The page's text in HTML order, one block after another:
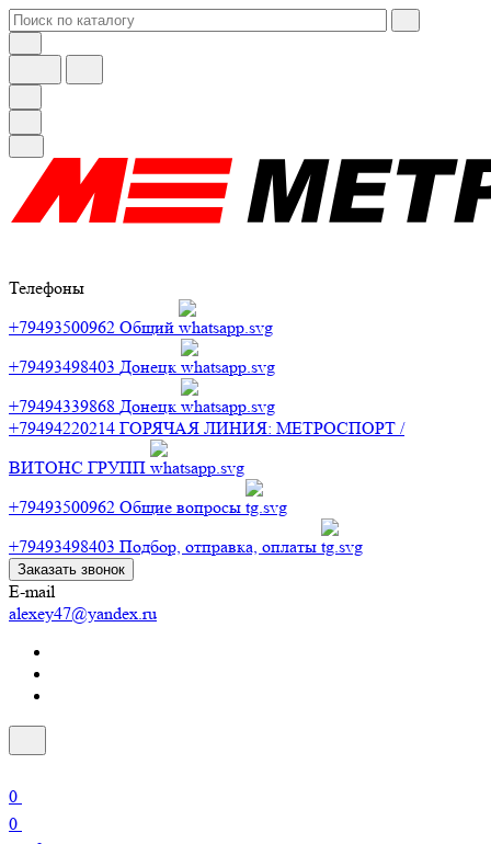
Телефоны
+79493500962 Общий
+79493498403 Донецк
+79494339868 Донецк
+79494220214 ГОРЯЧАЯ ЛИНИЯ: МЕТРОСПОРТ /
ВИТОНС ГРУПП
+79493500962 Общие вопросы
+79493498403 Подбор, отправка, оплаты
Заказать звонок
E-mail
alexey47@yandex.ru
0
0